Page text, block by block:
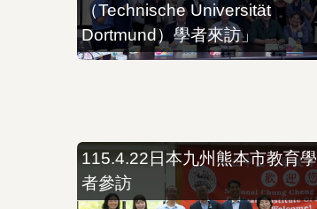
（Technische Universität
Dortmund）學者來訪」
115.4.22日本九州熊本市教育學
者參訪